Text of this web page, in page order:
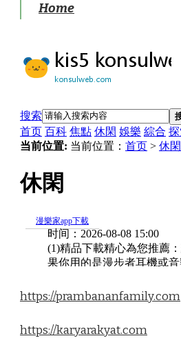
Home
https://prambananfamily.com
https://karyarakyat.com